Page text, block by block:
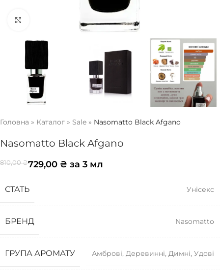
Натисніть, щоб збільшити
Головна » Каталог » Sale » Nasomatto Black Afgano
Nasomatto Black Afgano
810,00₴729,00 ₴ за 3 мл
СТАТЬ Унісекс
БРЕНД Nasomatto
ГРУПА АРОМАТУ Амброві, Деревинні, Димні, Удові